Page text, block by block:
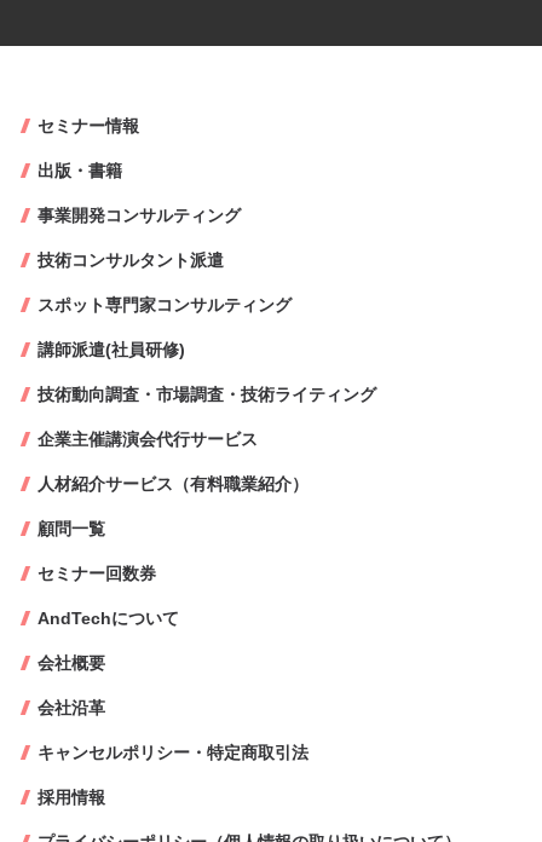
セミナー情報
出版・書籍
事業開発コンサルティング
技術コンサルタント派遣
スポット専門家コンサルティング
講師派遣(社員研修)
技術動向調査・市場調査・技術ライティング
企業主催講演会代行サービス
人材紹介サービス（有料職業紹介）
顧問一覧
セミナー回数券
AndTechについて
会社概要
会社沿革
キャンセルポリシー・特定商取引法
採用情報